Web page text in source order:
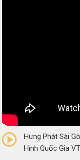
(0 Reviews)
Hưng Phát Sài
Hình Quốc Gia